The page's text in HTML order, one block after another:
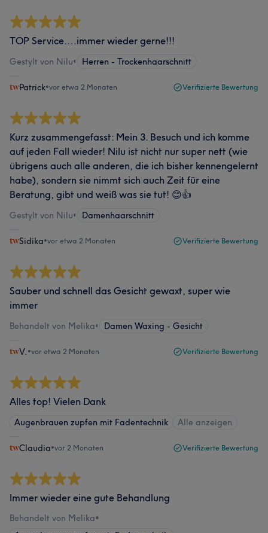
TOP Service….immer wieder gerne!!!
Gestylt von Nilu• Herren - Trockenhaarschnitt
Patrick•vor etwa 2 Monaten Verifizierte Bewertung
Kurz zusammengefasst: Mein 3. Besuch und ich komme
auf jeden Fall wieder! Nilu ist nicht nur super nett (wie
übrigens auch alle anderen, die ich bisher kennengelernt
habe), sondern sie nimmt sich auch Zeit für eine
Beratung, gibt und weiß was sie tut! 😊👍
Gestylt von Nilu• Damenhaarschnitt
Sidika•vor etwa 2 Monaten Verifizierte Bewertung
Sauber und schnell das Gesicht gewaxt, super wie
immer
Behandelt von Melika• Damen Waxing - Gesicht
V. •vor etwa 2 Monaten Verifizierte Bewertung
Alles top! Vielen Dank
Augenbrauen zupfen mit Fadentechnik Alle anzeigen
Claudia•vor 2 Monaten Verifizierte Bewertung
Immer wieder eine gute Behandlung
Behandelt von Melika•